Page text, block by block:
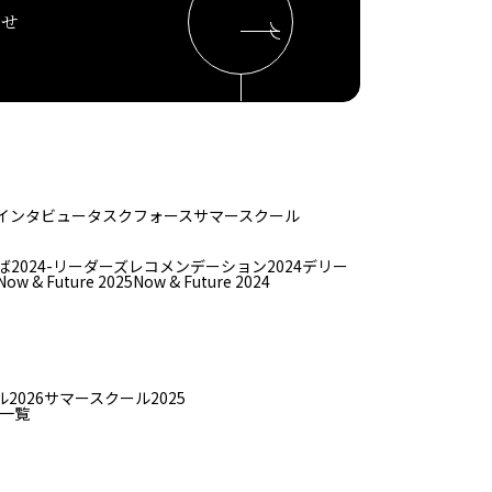
ンタビュータスクフォースサマースクール
2024-リーダーズレコメンデーション2024デリー
& Future 2025Now & Future 2024
2026サマースクール2025
覧